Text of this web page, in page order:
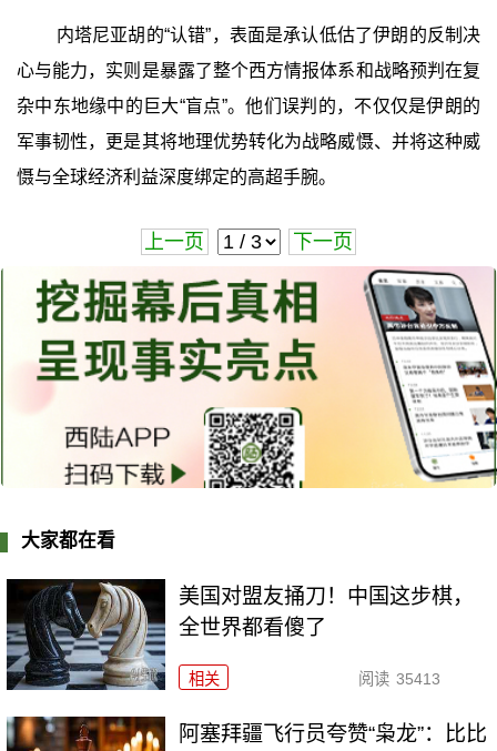
内塔尼亚胡的“认错”，表面是承认低估了伊朗的反制决
心与能力，实则是暴露了整个西方情报体系和战略预判在复
杂中东地缘中的巨大“盲点”。他们误判的，不仅仅是伊朗的
军事韧性，更是其将地理优势转化为战略威慑、并将这种威
慑与全球经济利益深度绑定的高超手腕。
上一页 下一页
大家都在看
美国对盟友捅刀！中国这步棋，
全世界都看傻了
相关 阅读 35413
阿塞拜疆飞行员夸赞“枭龙”：比比